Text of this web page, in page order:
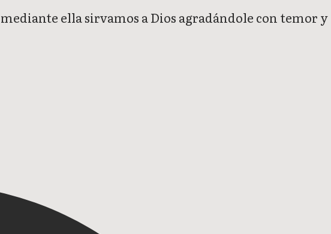
ella sirvamos a Dios agradándole con temor y